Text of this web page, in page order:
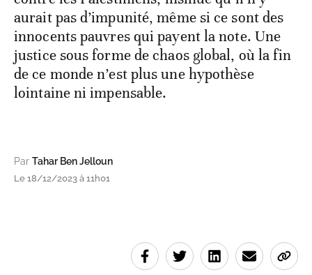
aurait pas d’impunité, même si ce sont des
innocents pauvres qui payent la note. Une
justice sous forme de chaos global, où la fin
de ce monde n’est plus une hypothèse
lointaine ni impensable.
Par Tahar Ben Jelloun
Le 18/12/2023 à 11h01